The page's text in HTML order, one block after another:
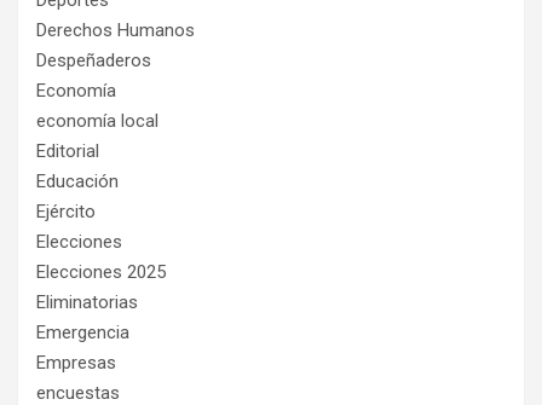
Derechos Humanos
Despeñaderos
Economía
economía local
Editorial
Educación
Ejército
Elecciones
Elecciones 2025
Eliminatorias
Emergencia
Empresas
encuestas